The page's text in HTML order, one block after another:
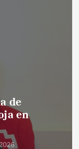
de
en